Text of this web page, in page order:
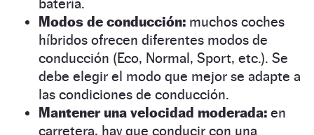
batería.
Modos de conducción: muchos coches
híbridos ofrecen diferentes modos de
conducción (Eco, Normal, Sport, etc.). Se
debe elegir el modo que mejor se adapte a
las condiciones de conducción.
Mantener una velocidad moderada: en
carretera, hay que conducir con una